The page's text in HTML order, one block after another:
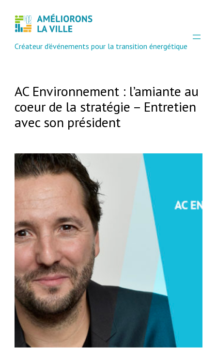
Créateur d'événements pour la transition énergétique
AC Environnement : l’amiante au
coeur de la stratégie – Entretien
avec son président